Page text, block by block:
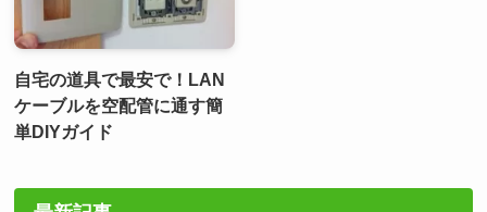
自宅の道具で最安で！LAN
ケーブルを空配管に通す簡
単DIYガイド